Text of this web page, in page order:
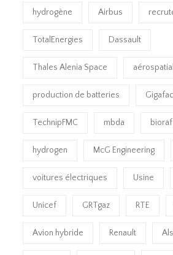
hydrogène Airbus
TotalEnergies Dassault
Thales Alenia Space
production de batteries
TechnipFMC mbda
hydrogen McG Engineering
voitures électriques Usine
Unicef GRTgaz RTE
Avion hybride Renault